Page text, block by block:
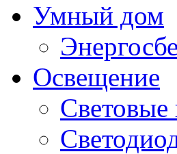
Умный дом
Освещение